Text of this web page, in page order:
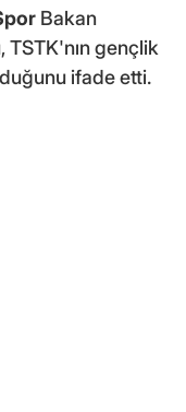
Bakan
TSTK'nın gençlik
ifade etti.